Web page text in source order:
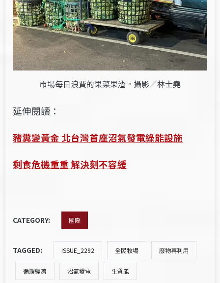
市場每日浪費的果菜果渣。攝影／林士堯
延伸閱讀：
豬糞變黃金 北台灣首座沼氣發電綠能設施
剩食危機重重 解決刻不容緩
CATEGORY: 國際
TAGGED: ISSUE_2292 全民牧場 廢物再利用
循環經濟 沼氣發電 生質能